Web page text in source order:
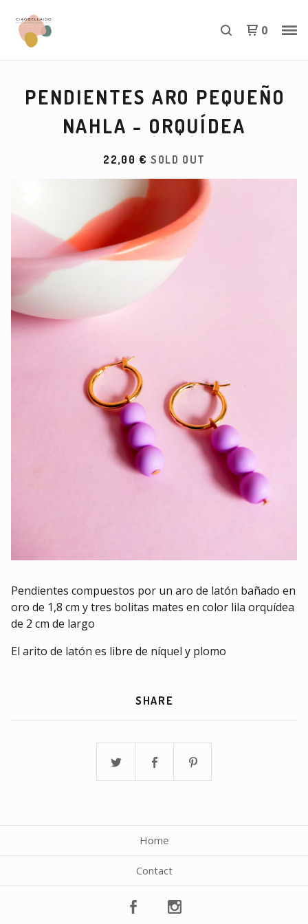
0
PENDIENTES ARO PEQUEÑO
NAHLA - ORQUÍDEA
22,00 € SOLD OUT
Pendientes compuestos por un aro de latón bañado en
oro de 1,8 cm y tres bolitas mates en color lila orquídea
de 2 cm de largo
El arito de latón es libre de níquel y plomo
SHARE
Home
Contact